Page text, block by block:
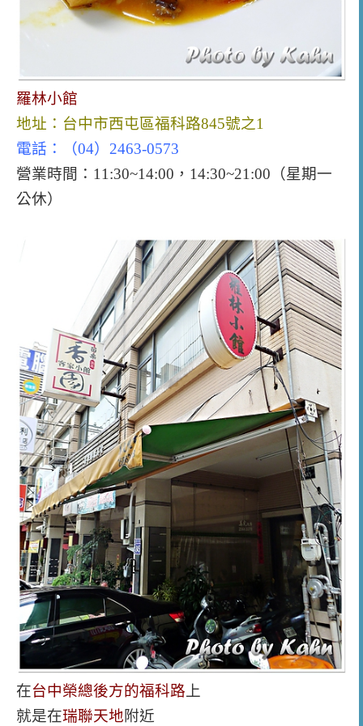
羅林小館
地址： 台中市西屯區福科路845號之1
電話：（04）2463-0573
營業時間：11:30~14:00，14:30~21:00（星期一
公休）
在台中榮總後方的福科路 上
就是在瑞聯天地附近